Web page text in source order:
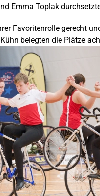
Emma Toplak
Favoritenrolle gerecht
belegten die Plätze